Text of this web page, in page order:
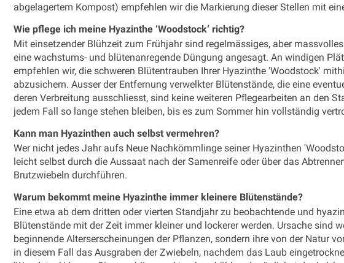
abgelagertem Kompost) empfehlen wir die Markierung dieser Stellen mit
Wie pflege ich meine Hyazinthe ‘Woodstock‘ richtig?
Mit einsetzender Blühzeit zum Frühjahr sind regelmässiges, aber
eine wachstums- und blütenanregende Düngung angesagt. An windigen
empfehlen wir, die schweren Blütentrauben Ihrer Hyazinthe 'Woodstock'
abzusichern. Ausser der Entfernung verwelkter Blütenstände, die eine
deren Verbreitung ausschliesst, sind keine weiteren Pflegearbeiten an den
jedem Fall so lange stehen bleiben, bis es zum Sommer hin vollständig
Kann man Hyazinthen auch selbst vermehren?
Wer nicht jedes Jahr aufs Neue Nachkömmlinge seiner Hyazinthen
leicht selbst durch die Aussaat nach der Samenreife oder über das
Brutzwiebeln durchführen.
Warum bekommt meine Hyazinthe immer kleinere Blütenstände?
Eine etwa ab dem dritten oder vierten Standjahr zu beobachtende und
Blütenstände mit der Zeit immer kleiner und lockerer werden. Ursache sind
beginnende Alterserscheinungen der Pflanzen, sondern ihre von der Natur
in diesem Fall das Ausgraben der Zwiebeln, nachdem das Laub